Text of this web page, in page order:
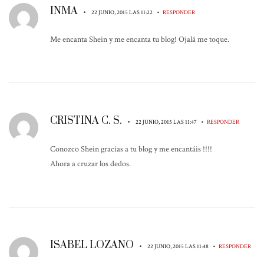
INMA • 22 JUNIO, 2015 LAS 11:22 • RESPONDER
Me encanta Shein y me encanta tu blog! Ojalá me toque.
CRISTINA C. S. • 22 JUNIO, 2015 LAS 11:47 • RESPONDER
Conozco Shein gracias a tu blog y me encantáis !!!!
Ahora a cruzar los dedos.
ISABEL LOZANO • 22 JUNIO, 2015 LAS 11:48 • RESPONDER